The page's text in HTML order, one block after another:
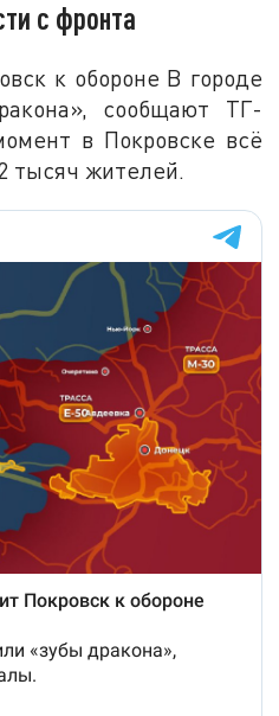
с фронта
к обороне В городе
сообщают ТГ-
в Покровске всё
тысяч жителей.